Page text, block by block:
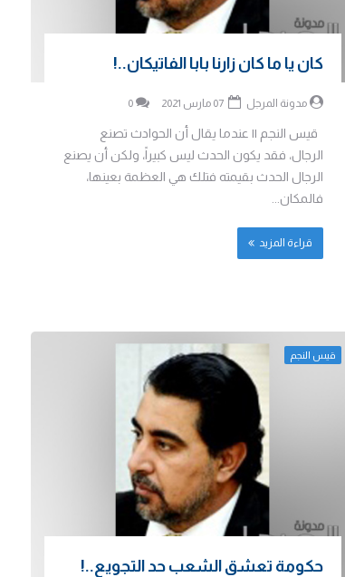
كان يا ما كان زارنا بابا الفاتيكان..!
مدونة المرجل 07 مارس 2021 0
قيس النجم || عندما يقال أن الحوادث تصنع
الرجال، فقد يكون الحدث ليس كبيراً، ولكن أن يصنع
الرجال الحدث بقيمته فتلك هي العظمة بعينها،
فالمكان...
قراءة المزيد
قيس النجم
حكومة تعشق الشعب حد التجويع..!